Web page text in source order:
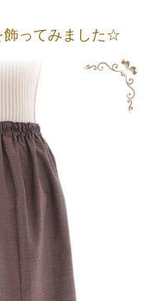
飾ってみました☆